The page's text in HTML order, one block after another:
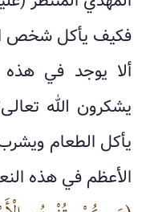
فكيف يأكل شخص
ألا يوجد في هذه
يشكرون الله
يأكل الطعام ويشرب
الأعظم في هذه